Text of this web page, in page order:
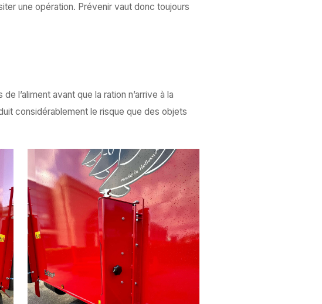
une opération. Prévenir vaut donc toujours
l’aliment avant que la ration n’arrive à la
considérablement le risque que des objets